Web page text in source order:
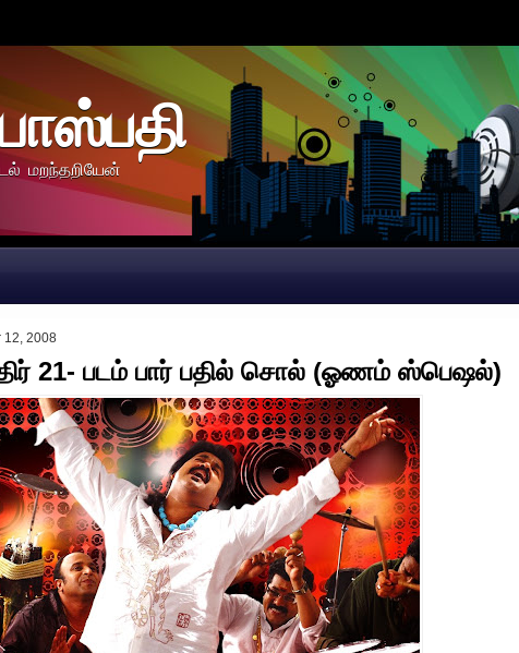
மறந்தறியேன்
12, 2008
21- படம் பார் பதில் சொல் (ஓணம் ஸ்பெஷல்)